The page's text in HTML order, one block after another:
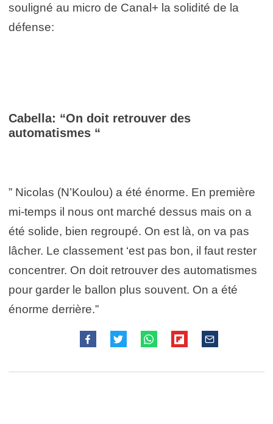
souligné au micro de Canal+ la solidité de la
défense:
Cabella: “On doit retrouver des
automatismes “
” Nicolas (N’Koulou) a été énorme. En première
mi-temps il nous ont marché dessus mais on a
été solide, bien regroupé. On est là, on va pas
lâcher. Le classement ‘est pas bon, il faut rester
concentrer. On doit retrouver des automatismes
pour garder le ballon plus souvent. On a été
énorme derrière.”